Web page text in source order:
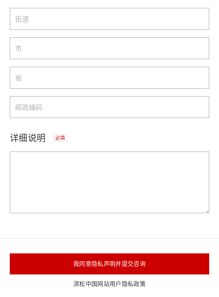
详细说明 必填
我同意隐私声明并提交咨询
滨松中国网站用户隐私政策